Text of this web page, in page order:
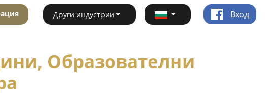
Други индустрии Вход
Образователни